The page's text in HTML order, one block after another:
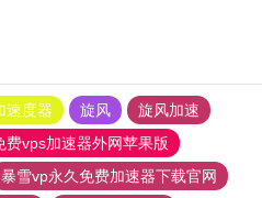
速度器 旋风
旋风加速
费vps加速器外网苹果版
暴雪vp永久免费加速器下载官网